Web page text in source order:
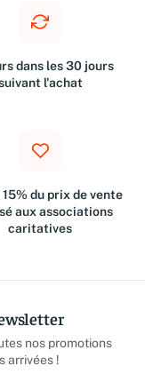
dans les 30 jours
l'achat
15% du prix de vente
aux associations
caritatives
nos promotions
arrivées !